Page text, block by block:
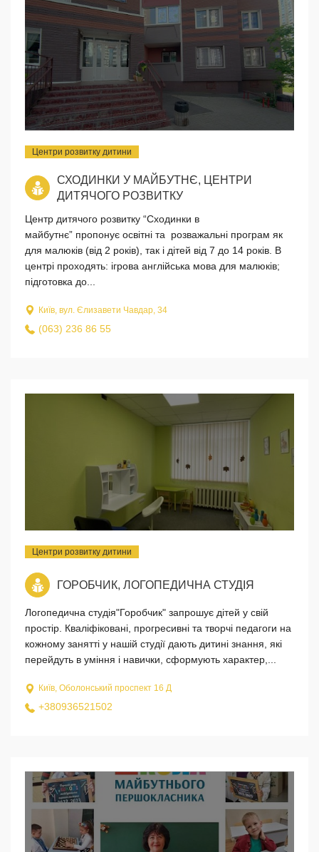
Центри розвитку дитини
СХОДИНКИ У МАЙБУТНЄ, ЦЕНТРИ
ДИТЯЧОГО РОЗВИТКУ
Центр дитячого розвитку “Сходинки в
майбутнє” пропонує освітні та розважальні програм як
для малюків (від 2 років), так і дітей від 7 до 14 років. В
центрі проходять: ігрова англійська мова для малюків;
підготовка до...
Київ, вул. Єлизавети Чавдар, 34
(063) 236 86 55
Центри розвитку дитини
ГОРОБЧИК, ЛОГОПЕДИЧНА СТУДІЯ
Логопедична студія"Горобчик" запрошує дітей у свій
простір. Кваліфіковані, прогресивні та творчі педагоги на
кожному занятті у нашій студії дають дитині знання, які
перейдуть в уміння і навички, сформують характер,...
Київ, Оболонський проспект 16 Д
+380936521502